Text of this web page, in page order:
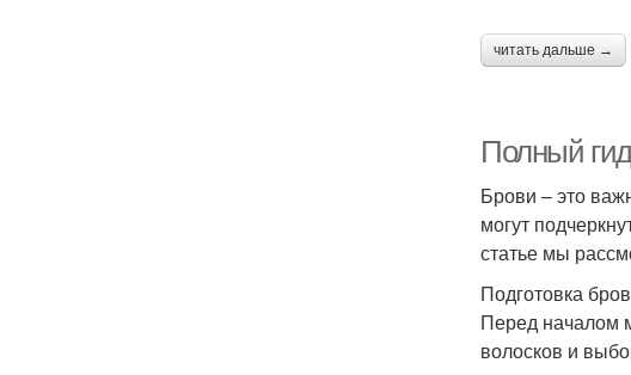
читать дальше →
Полный
Брови – это
могут
статье мы
Подготовка
Перед началом
волосков и